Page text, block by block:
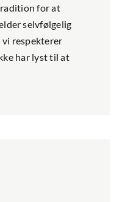
for at
selvfølgelig
vi respekterer
har lyst til at